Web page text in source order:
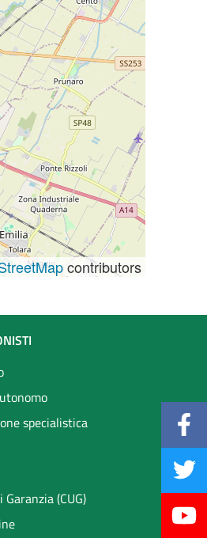
contributors
specialistica
(CUG)